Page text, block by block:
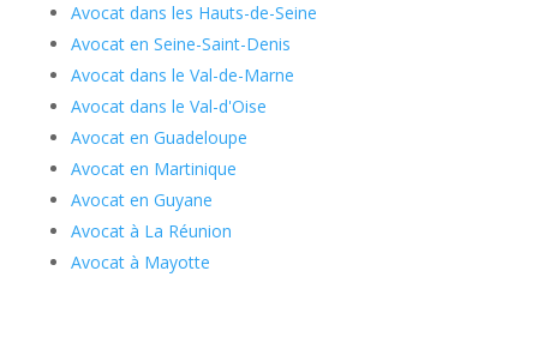
Avocat dans les Hauts-de-Seine
Avocat en Seine-Saint-Denis
Avocat dans le Val-de-Marne
Avocat dans le Val-d'Oise
Avocat en Guadeloupe
Avocat en Martinique
Avocat en Guyane
Avocat à La Réunion
Avocat à Mayotte